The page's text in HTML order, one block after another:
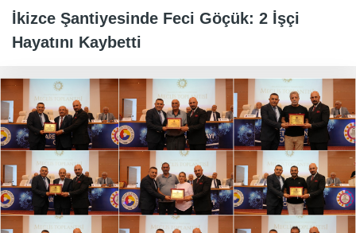
İkizce Şantiyesinde Feci Göçük: 2 İşçi
Hayatını Kaybetti